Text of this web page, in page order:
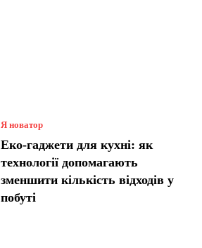
Я новатор
Еко-гаджети для кухні: як
технології допомагають
зменшити кількість відходів у
побуті